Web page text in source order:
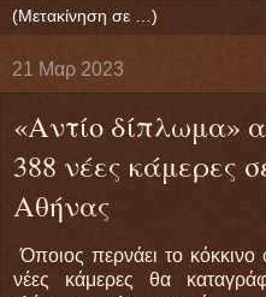
21 Μαρ 2023
«Αντίο δίπλωμα»
388 νέες κάμερες
Αθήνας
Όποιος περνάει το κόκκινο
νέες κάμερες θα